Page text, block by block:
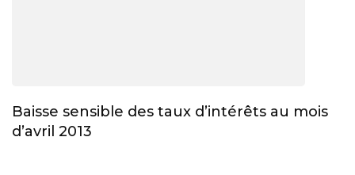
Baisse sensible des taux d’intérêts au mois
d’avril 2013